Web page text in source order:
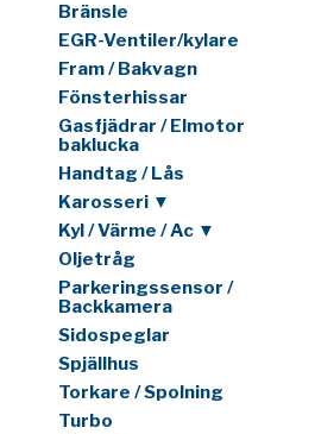
Bränsle
EGR-Ventiler/kylare
Fram / Bakvagn
Fönsterhissar
Gasfjädrar / Elmotor
baklucka
Handtag / Lås
Karosseri ▼
Kyl / Värme / Ac ▼
Oljetråg
Parkeringssensor /
Backkamera
Sidospeglar
Spjällhus
Torkare / Spolning
Turbo